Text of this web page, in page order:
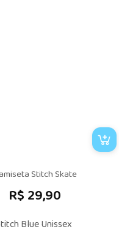
Stitch Skate
R$ 29,90